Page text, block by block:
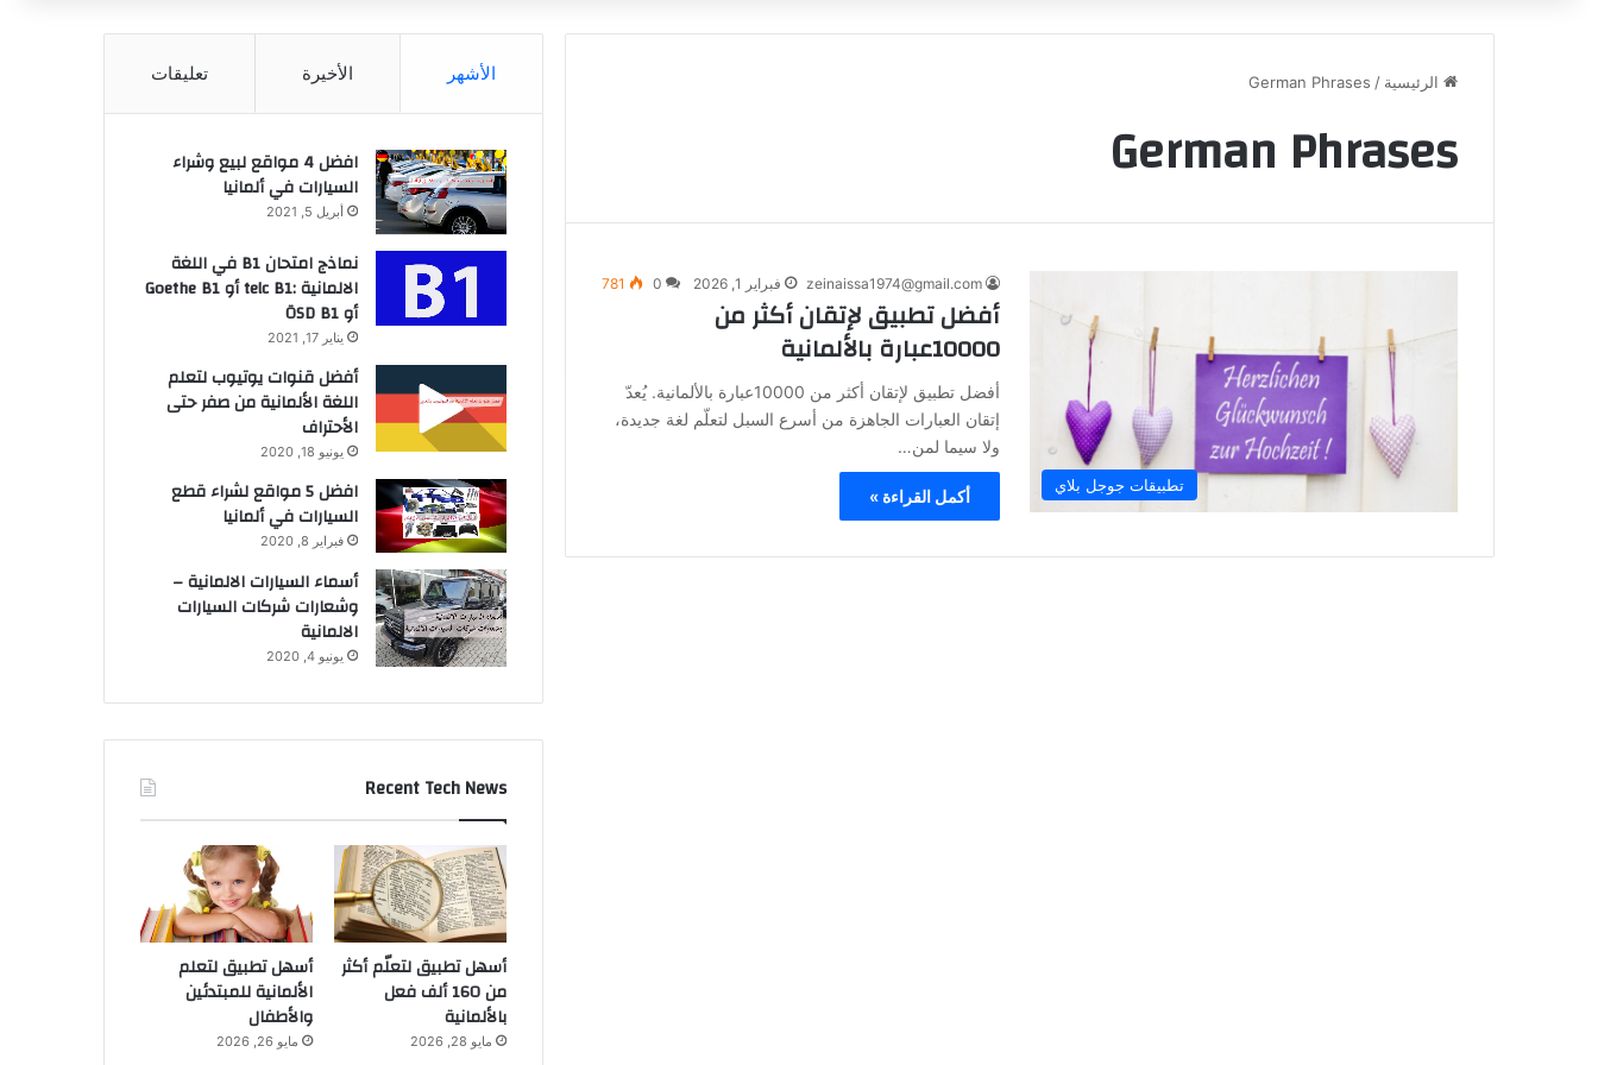
الرئيسية /
German Phrases
German Phrases
تطبيقات جوجل بلاي
zeinaissa1974@gmail.com فبراير 1, 2026 0
781
أفضل تطبيق لإتقان أكثر من
10000عبارة بالألمانية
أفضل تطبيق لإتقان أكثر من 10000عبارة بالألمانية. يُعدّ
إتقان العبارات الجاهزة من أسرع السبل لتعلّم لغة جديدة،
ولا سيما لمن…
أكمل القراءة »
الأشهر الأخيرة تعليقات
افضل 4 مواقع لبيع وشراء
السيارات في ألمانيا
أبريل 5, 2021
نماذج امتحان B1 في اللغة
الالمانية :telc B1 أو Goethe B1
أو ÖSD B1
يناير 17, 2021
أفضل قنوات يوتيوب لتعلم
اللغة الألمانية من صفر حتى
الأحتراف
يونيو 18, 2020
افضل 5 مواقع لشراء قطع
السيارات في ألمانيا
فبراير 8, 2020
أسماء السيارات الالمانية –
وشعارات شركات السيارات
الالمانية
يونيو 4, 2020
Recent Tech News
أسهل تطبيق لتعلّم أكثر
من 160 ألف فعل
بالألمانية
مايو 28, 2026
أسهل تطبيق لتعلم
الألمانية للمبتدئين
والأطفال
مايو 26, 2026